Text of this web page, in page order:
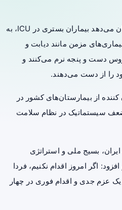
وی افزود: مشاهدات بالینی نشان می‌دهد بیماران بستری در ICU، به
مزمن مانند دیابت و
دست و پنجه نرم می‌کنند و
را از دست می‌دهند.
از بیمارستان‌های کشور در
ضعف سیستماتیک در نظام سلامت
بسیج ملی و استراتژی
اگر امروز اقدام نکنیم، فردا
یک عزم جدی و اقدام فوری در چهار